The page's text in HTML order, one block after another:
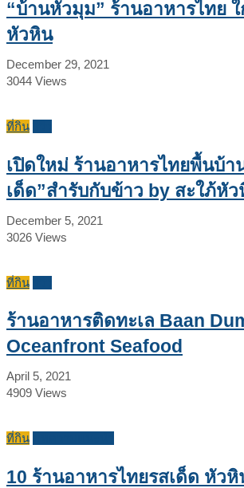
“บ้านหัวมุม” ร้านอาหารไทย
หัวหิน
December 29, 2021
3044 Views
ที่กิน
เปิดใหม่ ร้านอาหารไทยพื้นบ้า
เด็ด”สำรับกับข้าว by สะใภ้หัว
December 5, 2021
3026 Views
ที่กิน
ร้านอาหารติดทะเล Baan
Oceanfront Seafood
April 5, 2021
4909 Views
ที่กิน
10 ร้านอาหารไทยรสเด็ด หัว